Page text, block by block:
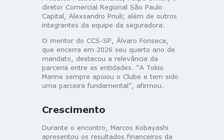
diretor Comercial Regional São Paulo
Capital, Alexsandro Priuli; além de outros
integrantes da equipe da seguradora.
O mentor do CCS-SP, Álvaro Fonseca,
que encerra em 2026 seu quarto ano de
mandato, destacou a relevância da
parceria entre as entidades. “A Tokio
Marine sempre apoiou o Clube e tem sido
uma parceira fundamental”, afirmou.
Crescimento
Durante o encontro, Marcos Kobayashi
apresentou os resultados financeiros da